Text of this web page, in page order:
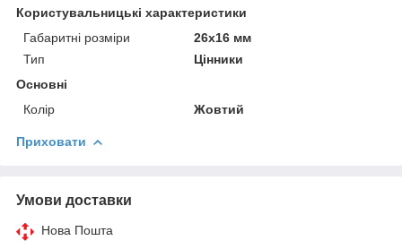
Користувальницькі характеристики
Габаритні розміри
26x16 мм
Тип
Цінники
Основні
Колір
Жовтий
Приховати
Умови доставки
Нова Пошта